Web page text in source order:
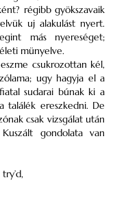
régibb gyökszavaik
uj alakulást nyert.
más nyereséget;
münyelve.
csukrozottan kél,
ugy hagyja el a
sudarai búnak ki a
találék ereszkedni. De
csak vizsgálat után
gondolata van